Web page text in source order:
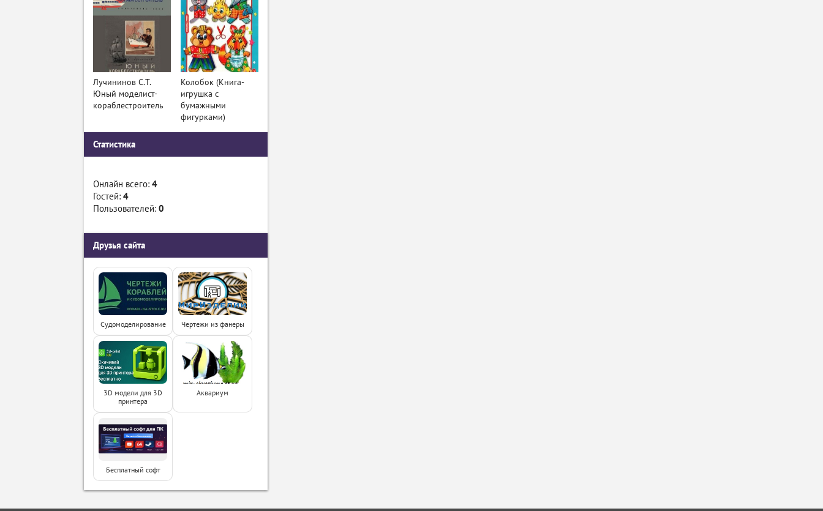
Лучининов С.Т.
Юный моделист-
кораблестроитель
Колобок (Книга-
игрушка с
бумажными
фигурками)
Статистика
Онлайн всего: 4
Гостей: 4
Пользователей: 0
Друзья сайта
Судомоделирование Чертежи из фанеры
3D модели для 3D
принтера
Аквариум
Бесплатный софт